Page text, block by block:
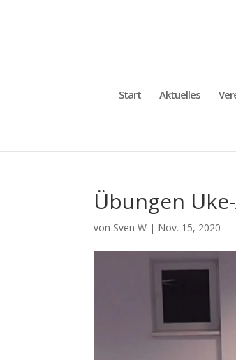
Start Aktuelles
Übungen
von Sven W | Nov. 15, 2020